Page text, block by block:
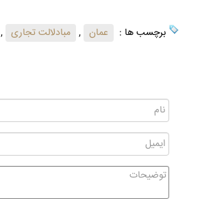
برچسب ها : عمان , مبادلالت تجاری ,